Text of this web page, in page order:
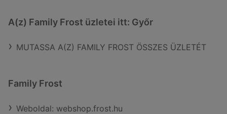
A(z) Family Frost üzletei itt: Győr
MUTASSA A(Z) FAMILY FROST ÖSSZES ÜZLETÉT
Family Frost
Weboldal: webshop.frost.hu